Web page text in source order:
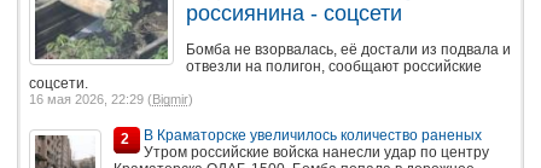
россиянина - соцсети
Бомба не взорвалась, её достали из подвала и
отвезли на полигон, сообщают российские
соцсети.
16 мая 2026, 22:29 (Bigmir)
2
В Краматорске увеличилось количество раненых
Утром российские войска нанесли удар по центру